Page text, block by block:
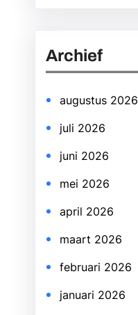
c
Archief
augustus 2026
juli 2026
juni 2026
mei 2026
april 2026
maart 2026
februari 2026
januari 2026